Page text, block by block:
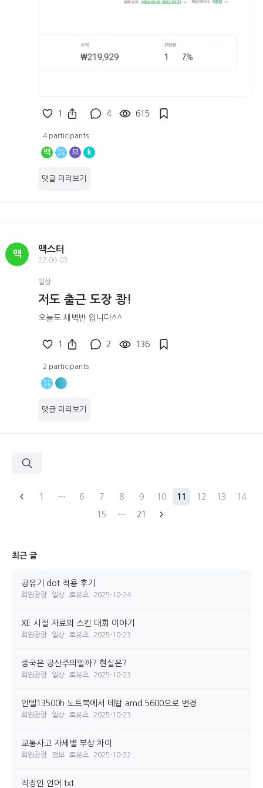
1 4 615
4 participants
맥 므 k
댓글 미리보기
맥
맥스터
22.06.03
일상
저도 출근 도장 쾅!
오늘도 새벽반 입니다^^
1 2 136
2 participants
댓글 미리보기
1 6 7 8 9 10 11 12 13 14
15 21
최근 글
공유기 dot 적용 후기
회원광장 일상 로봇츠 2025-10-24
XE 시절 자료와 스킨 대회 이야기
회원광장 일상 로봇츠 2025-10-23
중국은 공산주의일까? 현실은?
회원광장 일상 로봇츠 2025-10-23
인텔13500h 노트북에서 데탑 amd 5600으로 변경
회원광장 일상 로봇츠 2025-10-23
교통사고 자세별 부상 차이
회원광장 정보 로봇츠 2025-10-22
직장인 언어.txt